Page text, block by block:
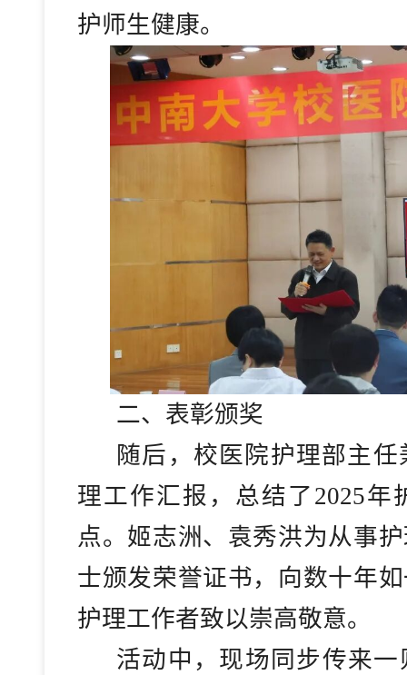
护师生健康。
二、 表彰颁奖
随后，校医院护理部主
理工作汇报，总结了 2025年
点。姬志洲、袁秀洪为从事
士颁发荣誉证书，向数十年
护理工作者致以崇高敬意。
活动中，现场同步传来一